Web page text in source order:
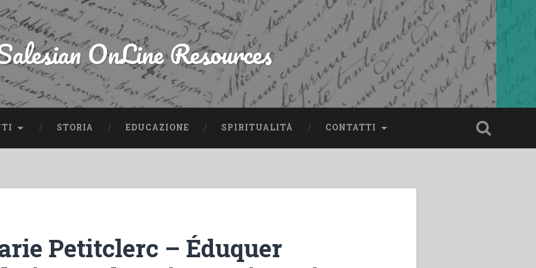
OnLine Resources
STORIA EDUCAZIONE SPIRITUALITÀ CONTATTI
Petitclerc – Éduquer